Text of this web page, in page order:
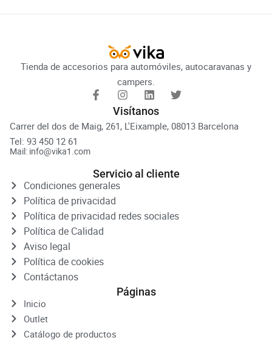
Tienda de accesorios para automóviles, autocaravanas y
campers.
Visítanos
Carrer del dos de Maig, 261, L'Eixample, 08013 Barcelona
Tel: 93 450 12 61
Mail: info@vika1.com
Servicio al cliente
Condiciones generales
Política de privacidad
Política de privacidad redes sociales
Política de Calidad
Aviso legal
Política de cookies
Contáctanos
Páginas
Inicio
Outlet
Catálogo de productos